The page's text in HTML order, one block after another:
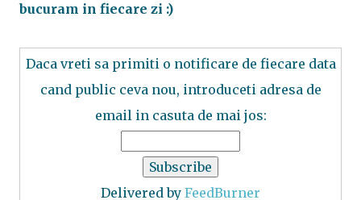
bucuram in fiecare zi :)
Daca vreti sa primiti o notificare de fiecare data
cand public ceva nou, introduceti adresa de
email in casuta de mai jos:
Delivered by FeedBurner